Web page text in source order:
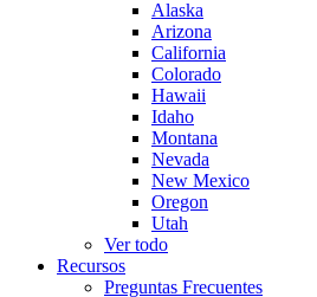
Alaska
Arizona
California
Colorado
Hawaii
Idaho
Montana
Nevada
New Mexico
Oregon
Utah
Ver todo
Recursos
Preguntas Frecuentes